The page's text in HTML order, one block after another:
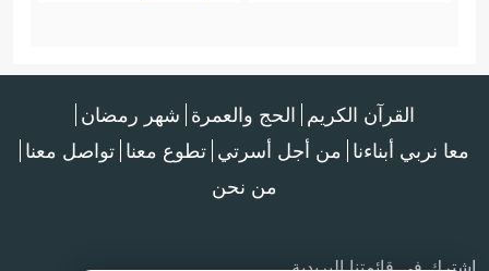
القرآن الكريم الحج والعمرة شهر رمضان
معا نربي أبناءنا من أجل أسرتي تطوع معنا تواصل معنا
من نحن
اشترك في قائمتنا البريدية